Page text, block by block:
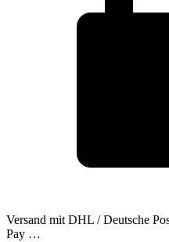
Versand mit DHL / Deutsche
Pay …